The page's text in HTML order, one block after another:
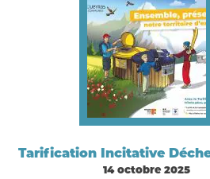
Tarification Incitative
14 octobre 2025